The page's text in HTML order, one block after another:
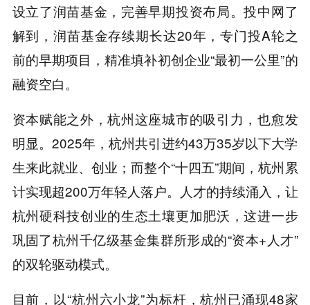
设立了润苗基金，完善早期投资布局。投中网了
解到，润苗基金存续期长达20年，专门投A轮之
前的早期项目，精准填补初创企业“最初一公里”的
融资空白。
资本赋能之外，杭州这座城市的吸引力，也愈发
明显。2025年，杭州共引进约43万35岁以下大学
生来此就业、创业；而整个“十四五”期间，杭州累
计实现超200万年轻人落户。人才的持续涌入，让
杭州硬科技创业的生态土壤更加肥沃，这进一步
巩固了杭州千亿级基金集群所形成的“资本+人才”
的双轮驱动模式。
目前，以“杭州六小龙”为标杆，杭州已涌现48家